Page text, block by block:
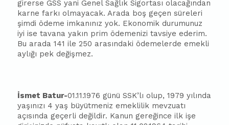
girerse GSS yani Genel Sağlık Sigortası olacağından
karne farkı olmayacak. Arada boş geçen süreleri
şimdi ödeme imkanınız yok. Ekonomik durumunuz
iyi ise tavana yakın prim ödemenizi tavsiye ederim.
Bu arada 141 ile 250 arasındaki ödemelerde emekli
aylığı pek değişmez.
İsmet Batur-01.11.1976 günü SSK’lı olup, 1979 yılında
yaşınızı 4 yaş büyütmeniz emeklilik mevzuatı
açısında geçerli değildir. Kanun gereğince ilk işe